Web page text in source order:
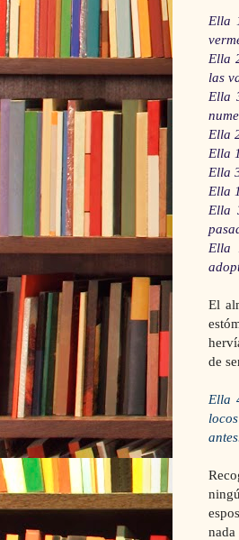
Ella
Ella
las
Ella
Ella
Ella
Ella
Ella
Ella
Ella
El
de
Ella